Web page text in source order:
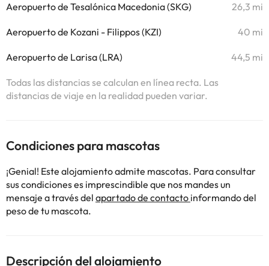
Aeropuerto de Tesalónica Macedonia (SKG) 26,3 mi
Aeropuerto de Kozani - Filippos (KZI) 40 mi
Aeropuerto de Larisa (LRA) 44,5 mi
Todas las distancias se calculan en línea recta. Las
distancias de viaje en la realidad pueden variar.
Condiciones para mascotas
¡Genial! Este alojamiento admite mascotas. Para consultar
sus condiciones es imprescindible que nos mandes un
mensaje a través del apartado de contacto informando del
peso de tu mascota.
Descripción del alojamiento